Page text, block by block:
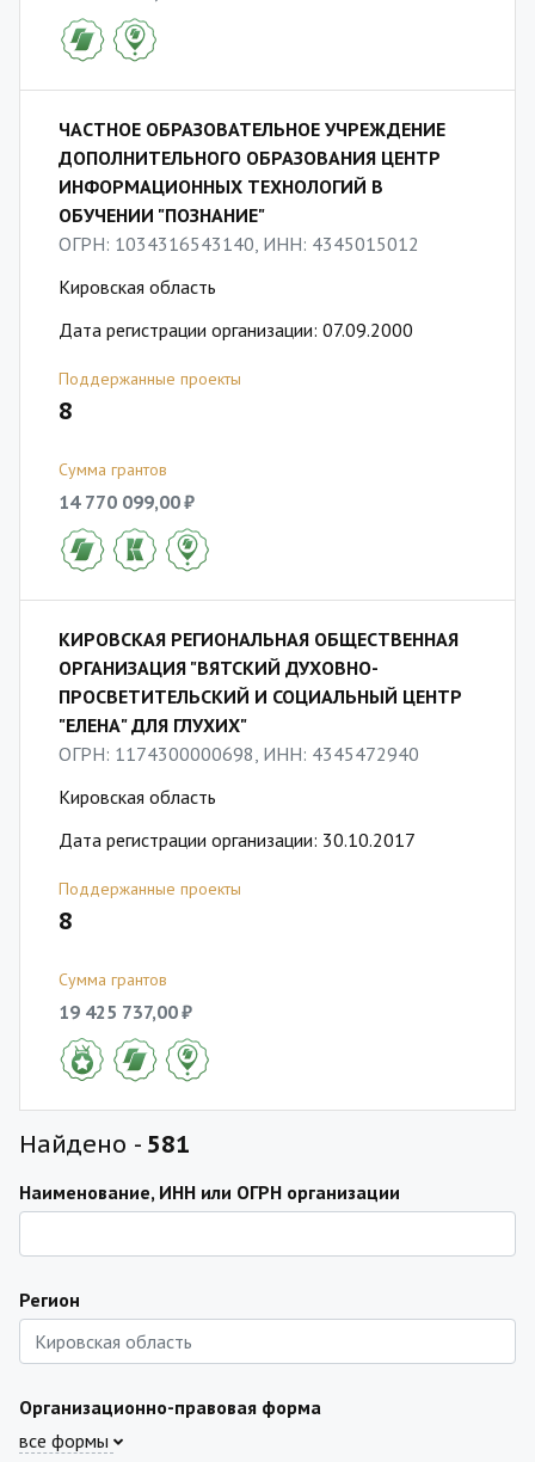
ЧАСТНОЕ ОБРАЗОВАТЕЛЬНОЕ УЧРЕЖДЕНИЕ
ДОПОЛНИТЕЛЬНОГО ОБРАЗОВАНИЯ ЦЕНТР
ИНФОРМАЦИОННЫХ ТЕХНОЛОГИЙ В
ОБУЧЕНИИ "ПОЗНАНИЕ"
ОГРН: 1034316543140, ИНН: 4345015012
Кировская область
Дата регистрации организации: 07.09.2000
Поддержанные проекты
8
Сумма грантов
14 770 099,00 ₽
КИРОВСКАЯ РЕГИОНАЛЬНАЯ ОБЩЕСТВЕННАЯ
ОРГАНИЗАЦИЯ "ВЯТСКИЙ ДУХОВНО-
ПРОСВЕТИТЕЛЬСКИЙ И СОЦИАЛЬНЫЙ ЦЕНТР
"ЕЛЕНА" ДЛЯ ГЛУХИХ"
ОГРН: 1174300000698, ИНН: 4345472940
Кировская область
Дата регистрации организации: 30.10.2017
Поддержанные проекты
8
Сумма грантов
19 425 737,00 ₽
Найдено - 581
Наименование, ИНН или ОГРН организации
Регион
Организационно-правовая форма
все формы